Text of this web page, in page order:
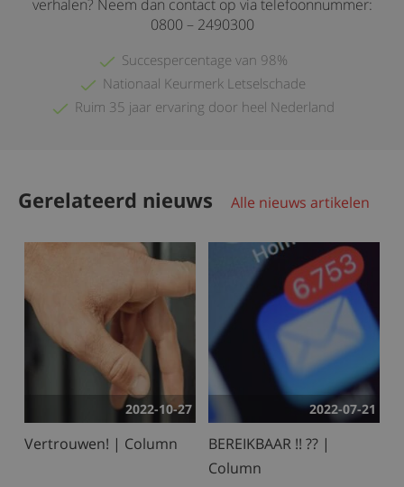
verhalen? Neem dan contact op via telefoonnummer:
0800 – 2490300
Succespercentage van 98%
Nationaal Keurmerk Letselschade
Ruim 35 jaar ervaring door heel Nederland
Gerelateerd nieuws Alle nieuws artikelen
2022-10-27
Vertrouwen! | Column
2022-07-21
BEREIKBAAR !! ?? |
Column